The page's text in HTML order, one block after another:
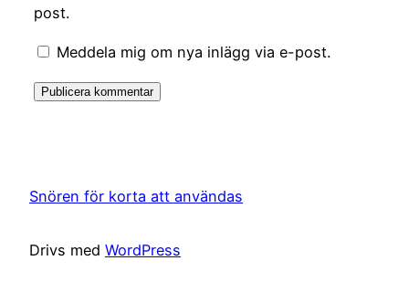
post.
Meddela mig om nya inlägg via e-post.
Snören för korta att användas
Drivs med WordPress